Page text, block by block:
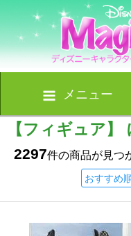
メニュー
【フィギュア
2297件の商品が見つ
おすすめ